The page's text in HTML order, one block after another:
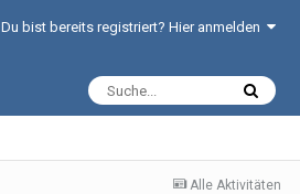
Du bist bereits registriert? Hier anmelden
Alle Aktivitäten